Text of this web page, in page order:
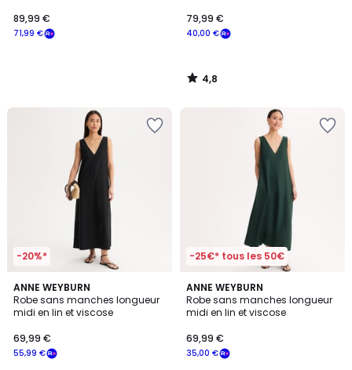
71,99 €
89,99 €
40,00 €
79,99 €
4,8
/
-20%*
ANNE WEYBURN
Robe sans manches longueur
midi en lin et viscose
55,99 €
69,99 €
3,9
/ 5
-25€* tous les 50€
ANNE WEYBURN
Robe sans manches longueur
midi en lin et viscose
35,00 €
69,99 €
3,9
/ 5